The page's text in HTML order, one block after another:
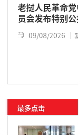
老挝人民革命
员会发布特别
09/08/2026
最多点击